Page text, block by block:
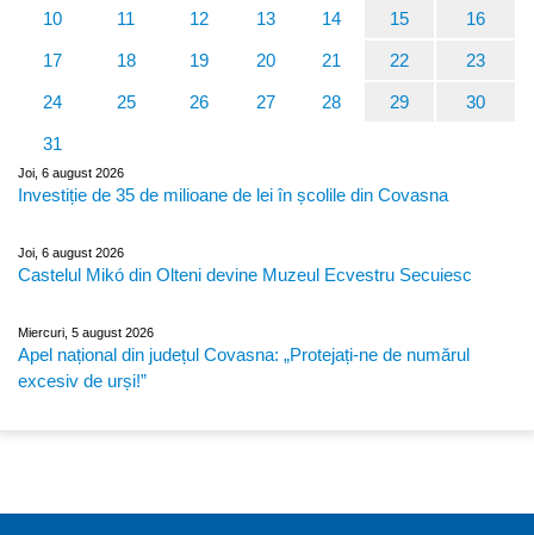
10 11 12 13 14 15 16
17 18 19 20 21 22 23
24 25 26 27 28 29 30
31
Joi, 6 august 2026
Investiție de 35 de milioane de lei în școlile din Covasna
Joi, 6 august 2026
Castelul Mikó din Olteni devine Muzeul Ecvestru Secuiesc
Miercuri, 5 august 2026
Apel național din județul Covasna: „Protejați-ne de numărul
excesiv de urși!”